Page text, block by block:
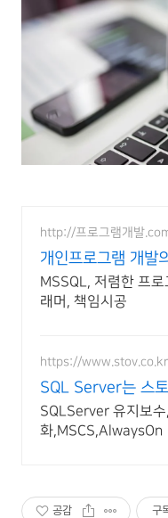
http://프로그램개발
개인프로그램 개발
MSSQL, 저렴한 프
래머, 책임시공
https://www.stov.co.kr
SQL Server는 스
SQLServer 유지보
화,MSCS,AlwaysOn
공감 구